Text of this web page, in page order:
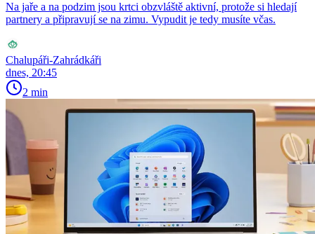
Na jaře a na podzim jsou krtci obzvláště aktivní, protože si hledají
partnery a připravují se na zimu. Vypudit je tedy musíte včas.
Chalupáři-Zahrádkáři
dnes, 20:45
2 min